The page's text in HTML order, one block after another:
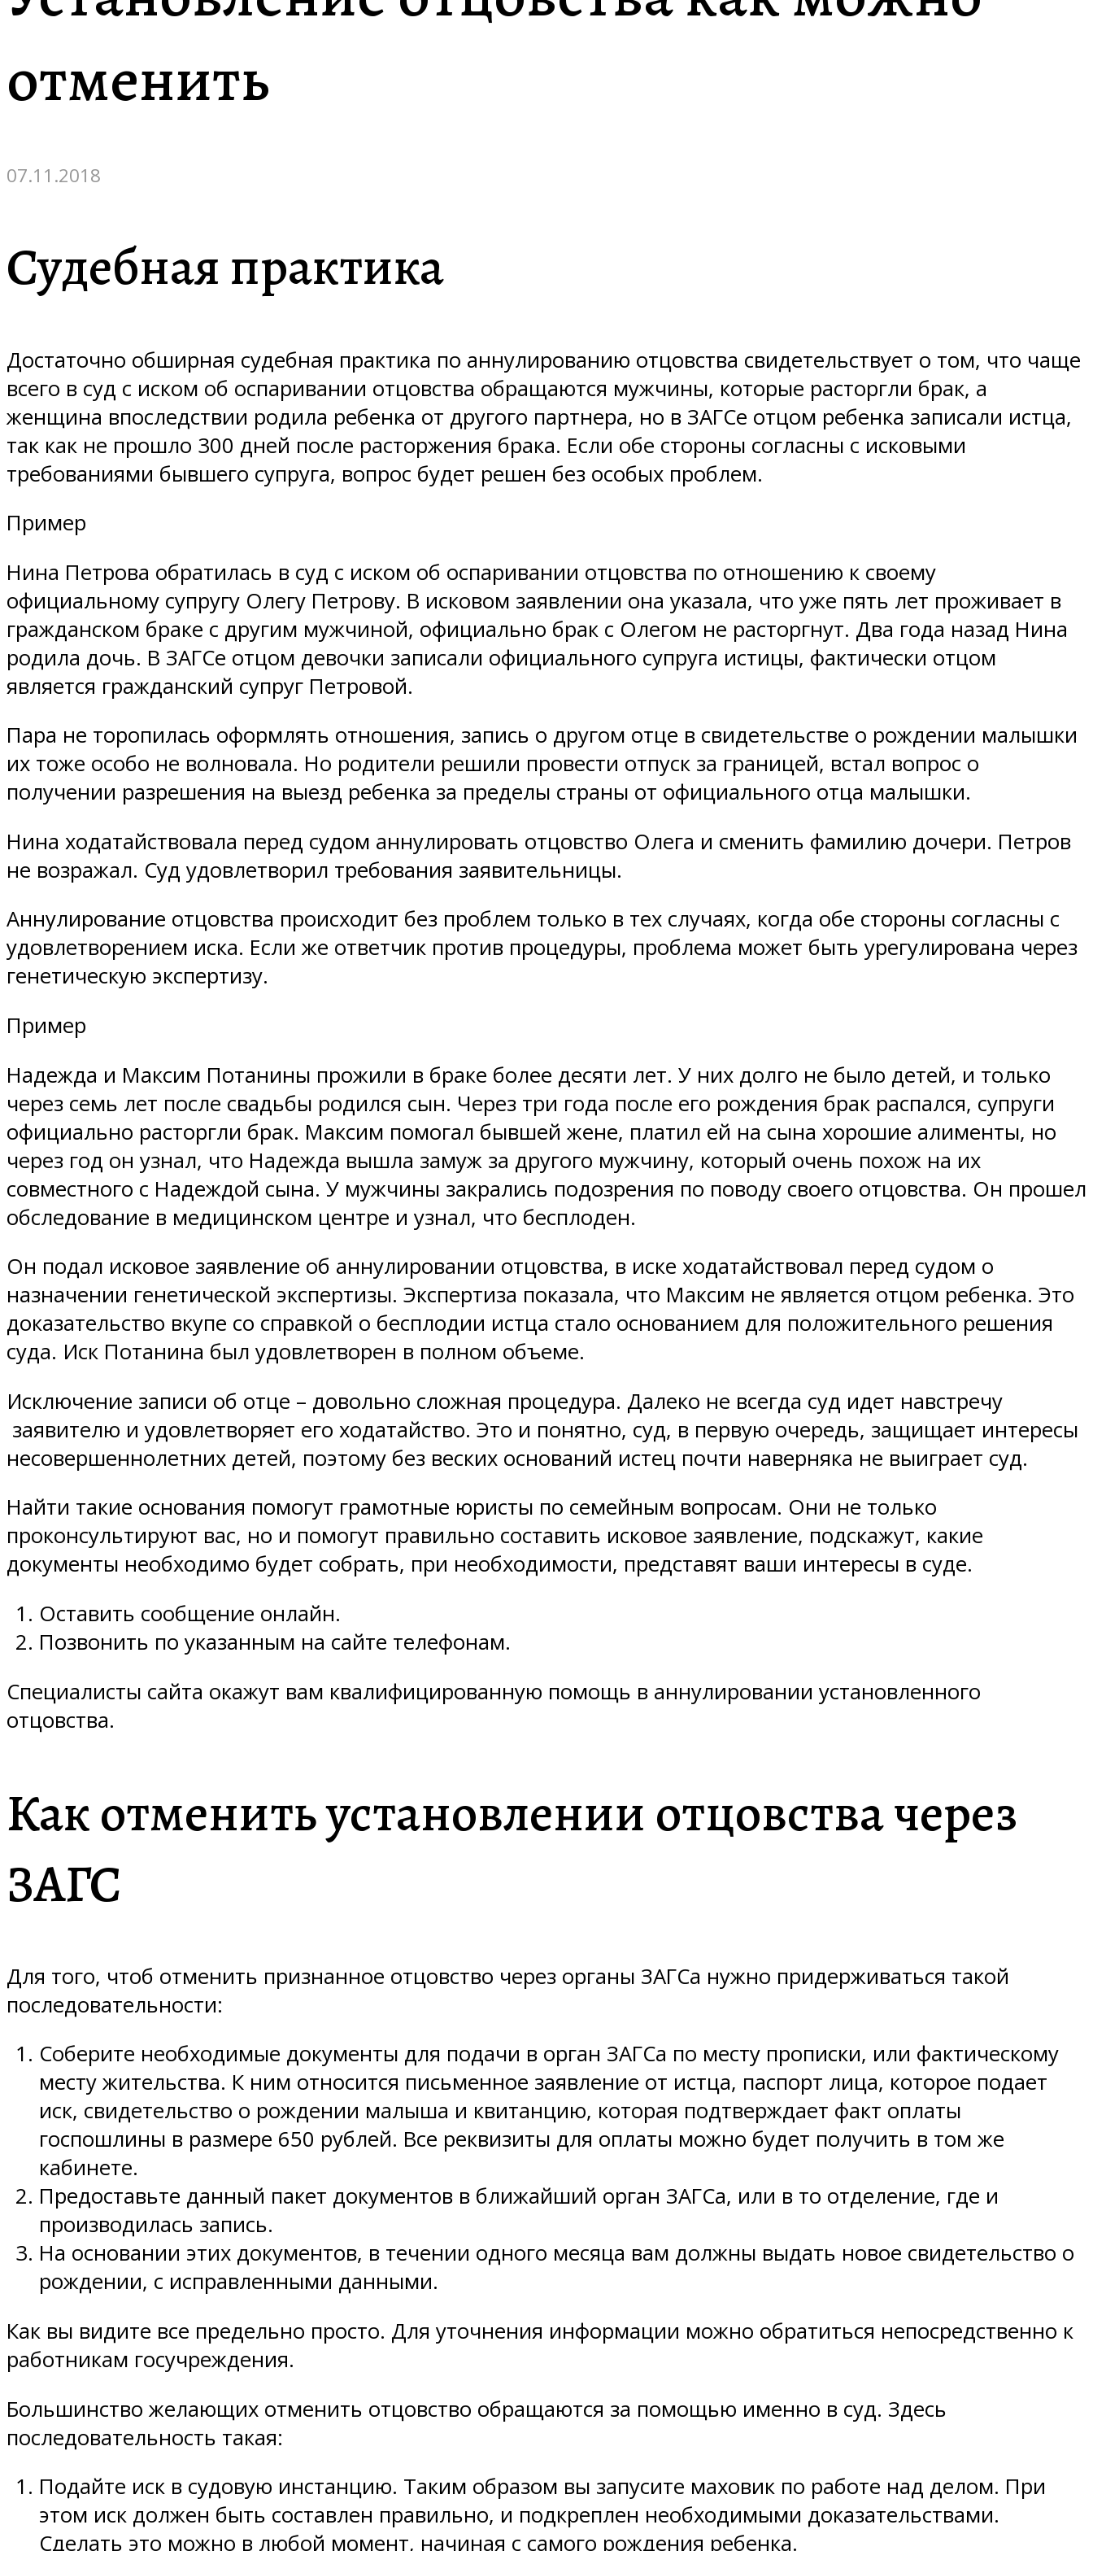
отменить
07.11.2018
Судебная практика
Достаточно обширная судебная практика по аннулированию отцовства свидетельствует о том, что чаще
всего в суд с иском об оспаривании отцовства обращаются мужчины, которые расторгли брак, а
женщина впоследствии родила ребенка от другого партнера, но в ЗАГСе отцом ребенка записали истца,
так как не прошло 300 дней после расторжения брака. Если обе стороны согласны с исковыми
требованиями бывшего супруга, вопрос будет решен без особых проблем.
Пример
Нина Петрова обратилась в суд с иском об оспаривании отцовства по отношению к своему
официальному супругу Олегу Петрову. В исковом заявлении она указала, что уже пять лет проживает в
гражданском браке с другим мужчиной, официально брак с Олегом не расторгнут. Два года назад Нина
родила дочь. В ЗАГСе отцом девочки записали официального супруга истицы, фактически отцом
является гражданский супруг Петровой.
Пара не торопилась оформлять отношения, запись о другом отце в свидетельстве о рождении малышки
их тоже особо не волновала. Но родители решили провести отпуск за границей, встал вопрос о
получении разрешения на выезд ребенка за пределы страны от официального отца малышки.
Нина ходатайствовала перед судом аннулировать отцовство Олега и сменить фамилию дочери. Петров
не возражал. Суд удовлетворил требования заявительницы.
Аннулирование отцовства происходит без проблем только в тех случаях, когда обе стороны согласны с
удовлетворением иска. Если же ответчик против процедуры, проблема может быть урегулирована через
генетическую экспертизу.
Пример
Надежда и Максим Потанины прожили в браке более десяти лет. У них долго не было детей, и только
через семь лет после свадьбы родился сын. Через три года после его рождения брак распался, супруги
официально расторгли брак. Максим помогал бывшей жене, платил ей на сына хорошие алименты, но
через год он узнал, что Надежда вышла замуж за другого мужчину, который очень похож на их
совместного с Надеждой сына. У мужчины закрались подозрения по поводу своего отцовства. Он прошел
обследование в медицинском центре и узнал, что бесплоден.
Он подал исковое заявление об аннулировании отцовства, в иске ходатайствовал перед судом о
назначении генетической экспертизы. Экспертиза показала, что Максим не является отцом ребенка. Это
доказательство вкупе со справкой о бесплодии истца стало основанием для положительного решения
суда. Иск Потанина был удовлетворен в полном объеме.
Исключение записи об отце – довольно сложная процедура. Далеко не всегда суд идет навстречу
заявителю и удовлетворяет его ходатайство. Это и понятно, суд, в первую очередь, защищает интересы
несовершеннолетних детей, поэтому без веских оснований истец почти наверняка не выиграет суд.
Найти такие основания помогут грамотные юристы по семейным вопросам. Они не только
проконсультируют вас, но и помогут правильно составить исковое заявление, подскажут, какие
документы необходимо будет собрать, при необходимости, представят ваши интересы в суде.
Оставить сообщение онлайн.
Позвонить по указанным на сайте телефонам.
Специалисты сайта окажут вам квалифицированную помощь в аннулировании установленного
отцовства.
Как отменить установлении отцовства через
ЗАГС
Для того, чтоб отменить признанное отцовство через органы ЗАГСа нужно придерживаться такой
последовательности:
Соберите необходимые документы для подачи в орган ЗАГСа по месту прописки, или фактическому
месту жительства. К ним относится письменное заявление от истца, паспорт лица, которое подает
иск, свидетельство о рождении малыша и квитанцию, которая подтверждает факт оплаты
госпошлины в размере 650 рублей. Все реквизиты для оплаты можно будет получить в том же
кабинете.
Предоставьте данный пакет документов в ближайший орган ЗАГСа, или в то отделение, где и
производилась запись.
На основании этих документов, в течении одного месяца вам должны выдать новое свидетельство о
рождении, с исправленными данными.
Как вы видите все предельно просто. Для уточнения информации можно обратиться непосредственно к
работникам госучреждения.
Большинство желающих отменить отцовство обращаются за помощью именно в суд. Здесь
последовательность такая:
Подайте иск в судовую инстанцию. Таким образом вы запусите маховик по работе над делом. При
этом иск должен быть составлен правильно, и подкреплен необходимыми доказательствами.
Сделать это можно в любой момент, начиная с самого рождения ребенка.